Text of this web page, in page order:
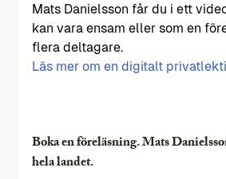
Mats Danielsson får du i ett
kan vara ensam eller som en
flera deltagare.
Läs mer om en digitalt
Boka en föreläsning. Mats
hela landet.